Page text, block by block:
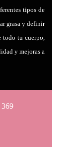
tipos de
grasa y definir
todo tu cuerpo,
y mejoras a